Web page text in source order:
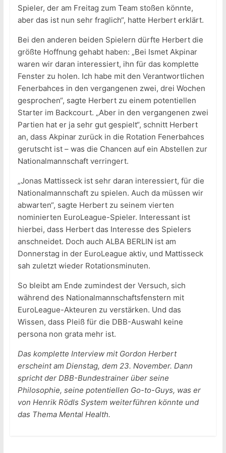
Spieler, der am Freitag zum Team stoßen könnte,
aber das ist nun sehr fraglich“, hatte Herbert erklärt.
Bei den anderen beiden Spielern dürfte Herbert die
größte Hoffnung gehabt haben: „Bei Ismet Akpinar
waren wir daran interessiert, ihn für das komplette
Fenster zu holen. Ich habe mit den Verantwortlichen
Fenerbahces in den vergangenen zwei, drei Wochen
gesprochen“, sagte Herbert zu einem potentiellen
Starter im Backcourt. „Aber in den vergangenen zwei
Partien hat er ja sehr gut gespielt“, schnitt Herbert
an, dass Akpinar zurück in die Rotation Fenerbahces
gerutscht ist – was die Chancen auf ein Abstellen zur
Nationalmannschaft verringert.
„Jonas Mattisseck ist sehr daran interessiert, für die
Nationalmannschaft zu spielen. Auch da müssen wir
abwarten“, sagte Herbert zu seinem vierten
nominierten EuroLeague-Spieler. Interessant ist
hierbei, dass Herbert das Interesse des Spielers
anschneidet. Doch auch ALBA BERLIN ist am
Donnerstag in der EuroLeague aktiv, und Mattisseck
sah zuletzt wieder Rotationsminuten.
So bleibt am Ende zumindest der Versuch, sich
während des Nationalmannschaftsfenstern mit
EuroLeague-Akteuren zu verstärken. Und das
Wissen, dass Pleiß für die DBB-Auswahl keine
persona non grata mehr ist.
Das komplette Interview mit Gordon Herbert
erscheint am Dienstag, dem 23. November. Dann
spricht der DBB-Bundestrainer über seine
Philosophie, seine potentiellen Go-to-Guys, was er
von Henrik Rödls System weiterführen könnte und
das Thema Mental Health.